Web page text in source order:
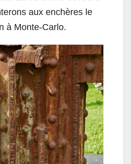
aux enchères le
à Monte-Carlo.